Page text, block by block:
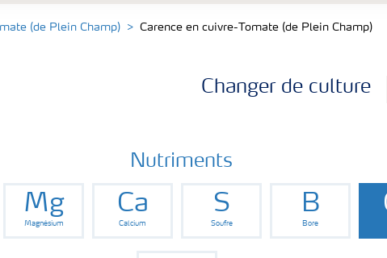
(de Plein Champ) Carence en cuivre-Tomate (de Plein Champ)
Changer de culture
Nutriments
Mg
Magnésium
Ca
Calcium
S
Soufre
B
Bore